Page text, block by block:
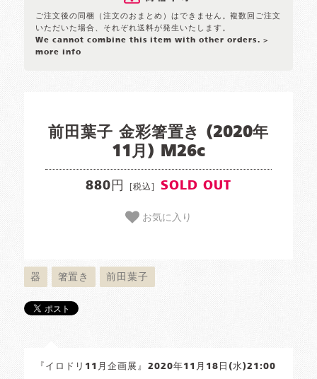
ご注文後の同梱（注文のおまとめ）はできません。複数回ご注文
いただいた場合、それぞれ送料が発生いたします。
We cannot combine this item with other orders. >
more info
前田葉子 金彩箸置き (2020年
11月) M26c
880円 [税込] SOLD OUT
お気に入り
器 箸置き 前田葉子
『イロドリ11月企画展』2020年11月18日(水)21:00